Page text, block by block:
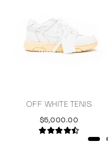
OFF WHITE TENIS
$5,000.00